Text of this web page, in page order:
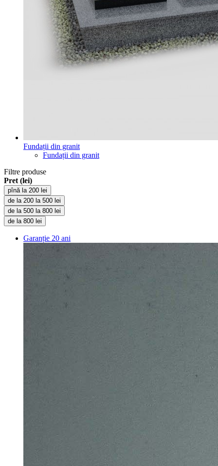
Fundații din granit
Fundații din granit
Filtre produse
Pret (lei)
pînă la 200 lei
de la 200 la 500 lei
de la 500 la 800 lei
de la 800 lei
Garanție 20 ani